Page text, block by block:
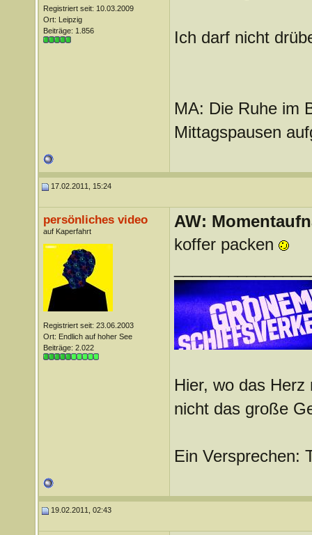
Registriert seit: 10.03.2009
Ort: Leipzig
Beiträge: 1.856
Ich darf nicht
MA: Die Ruhe im
Mittagspausen
17.02.2011, 15:24
persönliches video
auf Kaperfahrt
Registriert seit: 23.06.2003
Ort: Endlich auf hoher See
Beiträge: 2.022
AW:
koffer packen
Hier, wo das Herz
nicht das große
Ein Versprechen:
19.02.2011, 02:43